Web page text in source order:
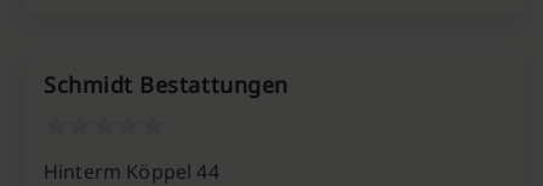
Schmidt Bestattungen
Hinterm Köppel 44